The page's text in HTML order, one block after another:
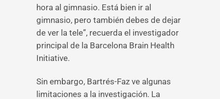
hora al gimnasio. Está bien ir al
gimnasio, pero también debes de dejar
de ver la tele”, recuerda el investigador
principal de la Barcelona Brain Health
Initiative.
Sin embargo, Bartrés-Faz ve algunas
limitaciones a la investigación. La